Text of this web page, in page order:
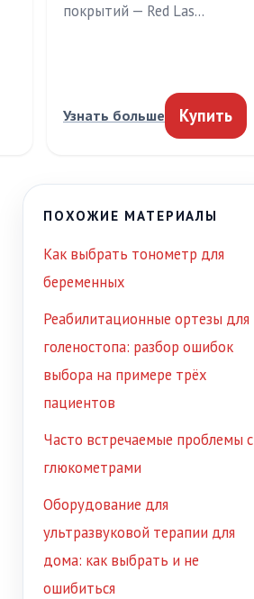
покрытий — Red Las…
Узнать больше Купить
ПОХОЖИЕ МАТЕРИАЛЫ
Как выбрать тонометр для
беременных
Реабилитационные ортезы для
голеностопа: разбор ошибок
выбора на примере трёх
пациентов
Часто встречаемые проблемы с
глюкометрами
Оборудование для
ультразвуковой терапии для
дома: как выбрать и не
ошибиться